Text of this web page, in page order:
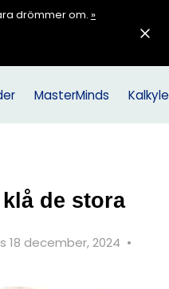
drömmer om. »
MasterMinds
de stora
18 december, 2024 •